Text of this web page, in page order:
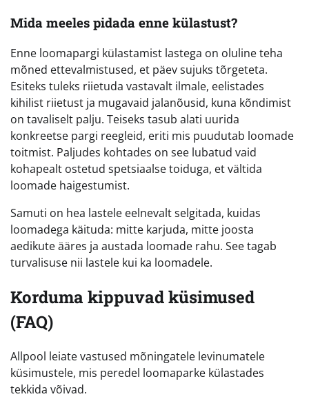
Mida meeles pidada enne külastust?
Enne loomapargi külastamist lastega on oluline teha
mõned ettevalmistused, et päev sujuks tõrgeteta.
Esiteks tuleks riietuda vastavalt ilmale, eelistades
kihilist riietust ja mugavaid jalanõusid, kuna kõndimist
on tavaliselt palju. Teiseks tasub alati uurida
konkreetse pargi reegleid, eriti mis puudutab loomade
toitmist. Paljudes kohtades on see lubatud vaid
kohapealt ostetud spetsiaalse toiduga, et vältida
loomade haigestumist.
Samuti on hea lastele eelnevalt selgitada, kuidas
loomadega käituda: mitte karjuda, mitte joosta
aedikute ääres ja austada loomade rahu. See tagab
turvalisuse nii lastele kui ka loomadele.
Korduma kippuvad küsimused
(FAQ)
Allpool leiate vastused mõningatele levinumatele
küsimustele, mis peredel loomaparke külastades
tekkida võivad.